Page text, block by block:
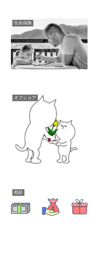
生命保険
オフショア
相続